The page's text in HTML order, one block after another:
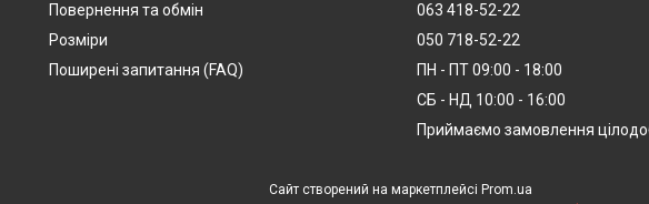
Повернення та обмін
Розміри
Поширені запитання (FAQ)
063 418-52-22
050 718-52-22
ПН - ПТ 09:00 - 18:00
СБ - НД 10:00 - 16:00
Приймаємо замовлення
Сайт створений на маркетплейсі Prom.ua